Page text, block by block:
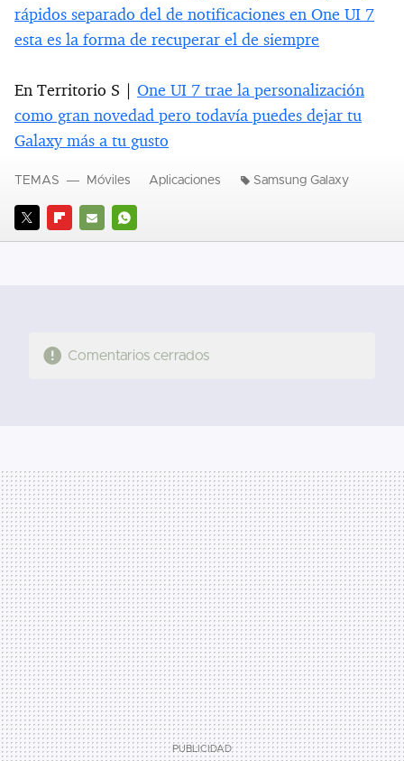
rápidos separado del de notificaciones en One UI 7
esta es la forma de recuperar el de siempre
En Territorio S | One UI 7 trae la personalización
como gran novedad pero todavía puedes dejar tu
Galaxy más a tu gusto
TWITTERFLIPBOARD
E- WHATSAPP
TEMAS Móviles Aplicaciones Samsung Galaxy
Comentarios cerrados